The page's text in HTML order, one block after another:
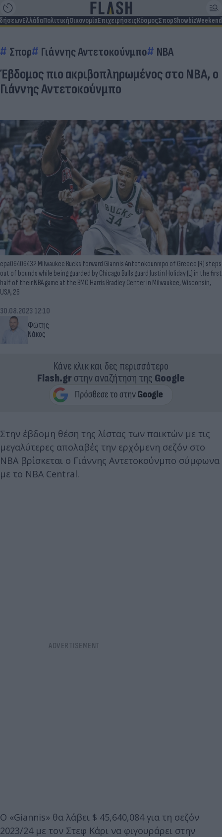
ΕλλάδαΠολιτικήΟικονομίαΕπιχειρήσειςΚόσμοςΣπορShowbizWeekend
Σπορ Γιάννης Αντετοκούνμπο NBA
Έβδομος πιο ακριβοπληρωμένος στο NBA, ο
Γιάννης Αντετοκούνμπο
epa06406432 Milwaukee Bucks forward Giannis Antetokounmpo of Greece (R) steps
out of bounds while being guarded by Chicago Bulls guard Justin Holiday (L) in the first
half of their NBA game at the BMO Harris Bradley Center in Milwaukee, Wisconsin,
USA, 26
Φώτης
Νάκος
30.08.2023 12:10
Κάνε κλικ και δες περισσότερο
Flash.grστην αναζήτηση της Google
Στην έβδομη θέση της λίστας των παικτών με τις
μεγαλύτερες απολαβές την ερχόμενη σεζόν στο
ΝΒΑ βρίσκεται ο Γιάννης Αντετοκούνμπο σύμφωνα
με το NBA Central.
O «Giannis» θα λάβει $ 45,640,084 για τη σεζόν
2023/24 με τον Στεφ Κάρι να φιγουράρει στην